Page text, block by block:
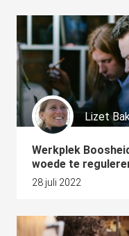
Lizet
Werkplek
woede te
28 juli 2022